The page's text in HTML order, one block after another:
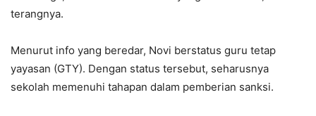
terangnya.
Menurut info yang beredar, Novi berstatus guru tetap
yayasan (GTY). Dengan status tersebut, seharusnya
sekolah memenuhi tahapan dalam pemberian sanksi.